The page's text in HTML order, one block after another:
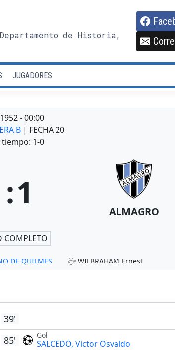
de Historia,
JUGADORES
-00:00
B | FECHA 20
1-0
:1 ALMAGRO
COMPLETO
DE QUILMES WILBRAHAM Ernest
39'
85'
Gol
SALCEDO, Victor Osvaldo